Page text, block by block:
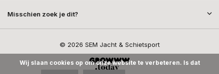
Misschien zoek je dit?
© 2026 SEM Jacht & Schietsport
Wij slaan cookies op om onze website te verbeteren. Is dat